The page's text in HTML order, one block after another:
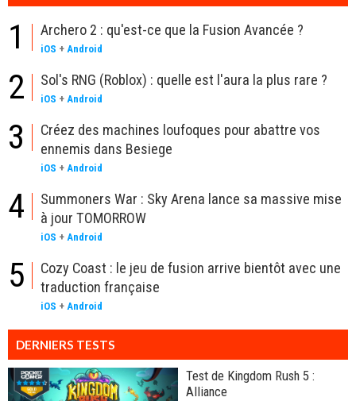
1 Archero 2 : qu'est-ce que la Fusion Avancée ?
iOS + Android
2 Sol's RNG (Roblox) : quelle est l'aura la plus rare ?
iOS + Android
3
Créez des machines loufoques pour abattre vos
ennemis dans Besiege
iOS + Android
4
Summoners War : Sky Arena lance sa massive mise
à jour TOMORROW
iOS + Android
5
Cozy Coast : le jeu de fusion arrive bientôt avec une
traduction française
iOS + Android
DERNIERS TESTS
Test de Kingdom Rush 5 :
Alliance